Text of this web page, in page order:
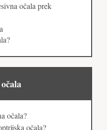
očala prek
očala?
očala?